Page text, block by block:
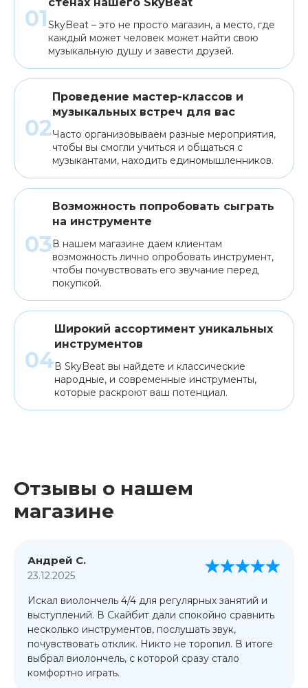
SkyBeat – это не просто магазин, а место, где
каждый может человек может найти свою
музыкальную душу и завести друзей.
Проведение мастер-классов и
музыкальных встреч для вас
Часто организовываем разные мероприятия,
чтобы вы смогли учиться и общаться с
музыкантами, находить единомышленников.
Возможность попробовать сыграть
на инструменте
В нашем магазине даем клиентам
возможность лично опробовать инструмент,
чтобы почувствовать его звучание перед
покупкой.
Широкий ассортимент уникальных
инструментов
В SkyBeat вы найдете и классические
народные, и современные инструменты,
которые раскроют ваш потенциал.
Отзывы о нашем
магазине
Андрей С.
23.12.2025
Искал виолончель 4/4 для регулярных занятий и
выступлений. В Скайбит дали спокойно сравнить
несколько инструментов, послушать звук,
почувствовать отклик. Никто не торопил. В итоге
выбрал виолончель, с которой сразу стало
комфортно играть.